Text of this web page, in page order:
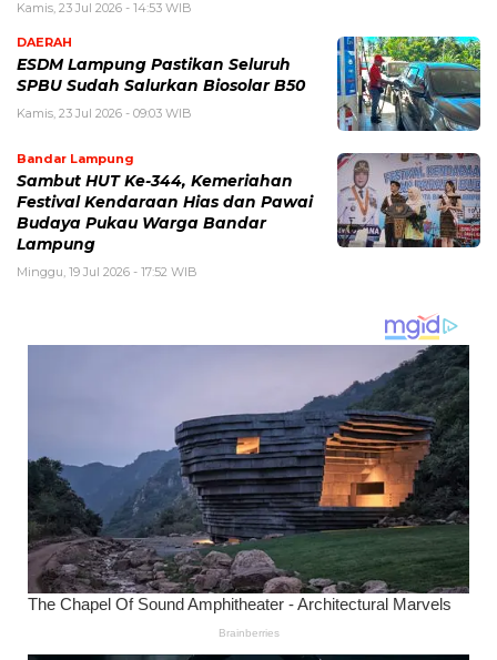
Kamis, 23 Jul 2026 - 14:53 WIB
DAERAH
ESDM Lampung Pastikan Seluruh
SPBU Sudah Salurkan Biosolar B50
Kamis, 23 Jul 2026 - 09:03 WIB
Bandar Lampung
Sambut HUT Ke-344, Kemeriahan
Festival Kendaraan Hias dan Pawai
Budaya Pukau Warga Bandar
Lampung
Minggu, 19 Jul 2026 - 17:52 WIB